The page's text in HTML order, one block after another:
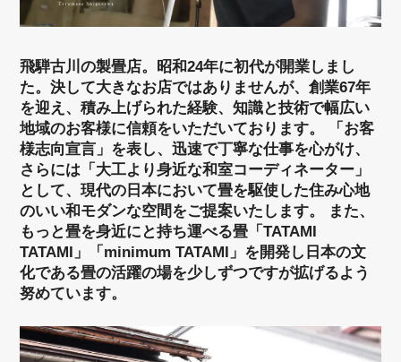
飛騨古川の製畳店。昭和24年に初代が開業しまし
た。決して大きなお店ではありませんが、創業67年
を迎え、積み上げられた経験、知識と技術で幅広い
地域のお客様に信頼をいただいております。 「お客
様志向宣言」を表し、迅速で丁寧な仕事を心がけ、
さらには「大工より身近な和室コーディネーター」
として、現代の日本において畳を駆使した住み心地
のいい和モダンな空間をご提案いたします。 また、
もっと畳を身近にと持ち運べる畳「TATAMI
TATAMI」「minimum TATAMI」を開発し日本の文
化である畳の活躍の場を少しずつですが拡げるよう
努めています。